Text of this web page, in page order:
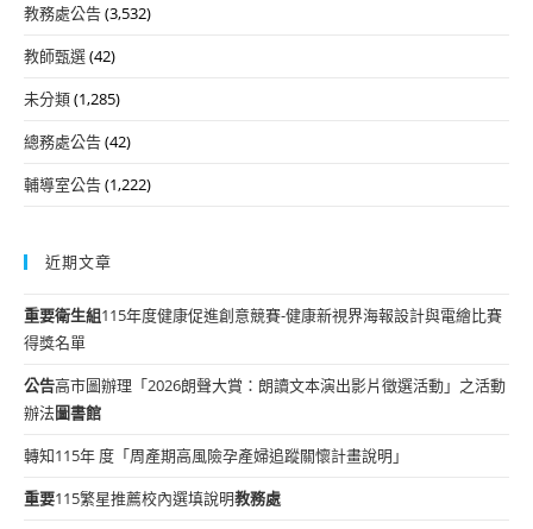
教務處公告(3,532)
教師甄選(42)
未分類(1,285)
總務處公告(42)
輔導室公告(1,222)
近期文章
重要衛生組115年度健康促進創意競賽-健康新視界海報設計與電繪比賽
得獎名單
公告高市圖辦理「2026朗聲大賞：朗讀文本演出影片徵選活動」之活動
辦法圖書館
轉知115年 度「周產期高風險孕產婦追蹤關懷計畫說明」
重要115繁星推薦校內選填說明教務處